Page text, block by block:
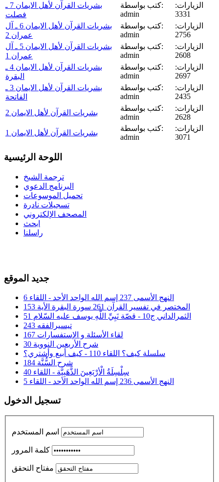
بشريات القرآن لأهل الايمان 7 ـ
فصلت
كتب بواسطة:
admin
الزيارات:
3331
بشريات القرآن لأهل الايمان 6 ـ آل
عمران 2
كتب بواسطة:
admin
الزيارات:
2756
بشريات القرآن لأهل الايمان 5 ـ آل
عمران 1
كتب بواسطة:
admin
الزيارات:
2608
بشريات القرآن لأهل الايمان 4 ـ
البقرة
كتب بواسطة:
admin
الزيارات:
2697
بشريات القرآن لأهل الايمان 3 ـ
الفاتحة
كتب بواسطة:
admin
الزيارات:
2435
بشريات القرآن لأهل الايمان 2
كتب بواسطة:
admin
الزيارات:
2628
بشريات القرآن لأهل الايمان 1
كتب بواسطة:
admin
الزيارات:
3071
اللوحة الرئيسية
ترجمة الشيخ
البرنامج الدعوي
تحميل الموسوعات
تسجيلات نادرة
المصحف الإلكتروني
ابحث
راسلنا
جديد الموقع
النهج الأسمى 237 إسم الله الواحد الأحد - اللقاء 6
المختصر في تفسير القرآن 261 سورة البقرة الأية 153
الثمرالداني ج10 - قصّة نَبِيِّ اللَّهِ يوسف عليه السّلام 51
تيسيرالفقه 243
لقاء الأسئلة و الإستفسارات 167
شرح الأربعين النووية 30
سلسلة كيف؟ اللقاء 110 - كيف أبيع وأشتري؟
شرح السُّنَّة 184
سِلْسِلَةُ الْأرْبَعِينَ الذَّهَبِيَّة - اللقاء 40
النهج الأسمى 236 إسم الله الواحد الأحد - اللقاء 5
تسجيل الدخول
اسم المستخدم
كلمة المرور
مفتاح التحقق